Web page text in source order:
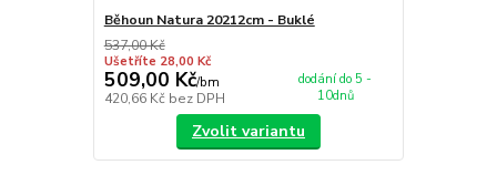
Běhoun Natura 20212cm - Buklé
537,00 Kč
Ušetříte 28,00 Kč
509,00 Kč/bm
420,66 Kč bez DPH
dodání do 5 -
10dnů
Zvolit variantu